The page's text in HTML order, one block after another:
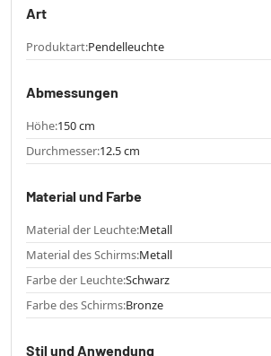
Art
Produktart:Pendelleuchte
Abmessungen
Höhe:150 cm
Durchmesser:12.5 cm
Material und Farbe
Material der Leuchte:Metall
Material des Schirms:Metall
Farbe der Leuchte:Schwarz
Farbe des Schirms:Bronze
Stil und Anwendung